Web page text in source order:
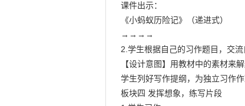
课件出示：
《小蚂蚁历险记》（递进式）
→→→→
2.学生根据自己的习作题目，交
【设计意图】用教材中的素材来
学生列好写作提纲，为独立习作作
板块四 发挥想象，练写片段